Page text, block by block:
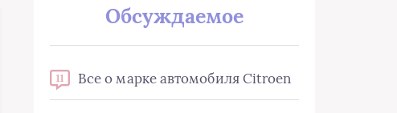
Обсуждаемое
11 Все о марке автомобиля Citroen